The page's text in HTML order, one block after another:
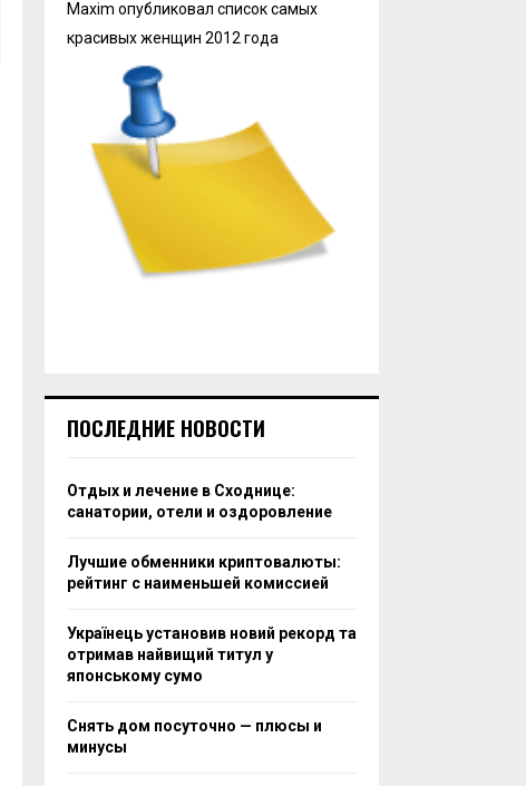
Maxim опубликовал список самых
красивых женщин 2012 года
ПОСЛЕДНИЕ НОВОСТИ
Отдых и лечение в Сходнице:
санатории, отели и оздоровление
Лучшие обменники криптовалюты:
рейтинг с наименьшей комиссией
Українець установив новий рекорд та
отримав найвищий титул у
японському сумо
Снять дом посуточно — плюсы и
минусы